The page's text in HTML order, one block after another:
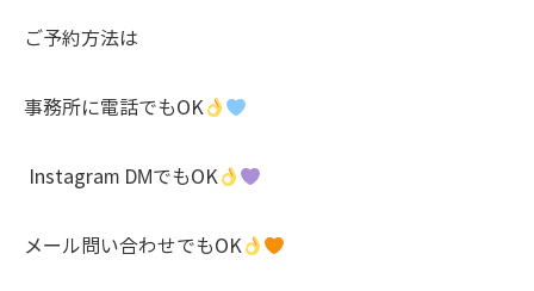
ご予約方法は
事務所に電話でもOK
Instagram DMでもOK
メール問い合わせでもOK